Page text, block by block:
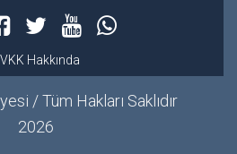
Hakkında
/ Tüm Hakları Saklıdır
2026